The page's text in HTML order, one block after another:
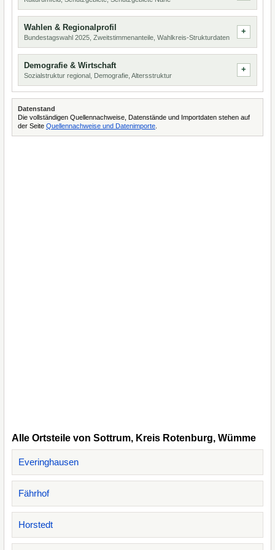
Wahlen & Regionalprofil
Bundestagswahl 2025, Zweitstimmenanteile, Wahlkreis-Strukturdaten
Demografie & Wirtschaft
Sozialstruktur regional, Demografie, Altersstruktur
Datenstand
Die vollständigen Quellennachweise, Datenstände und Importdaten stehen auf
der Seite Quellennachweise und Datenimporte
Alle Ortsteile von Sottrum, Kreis Rotenburg, Wümme
Everinghausen
Fährhof
Horstedt